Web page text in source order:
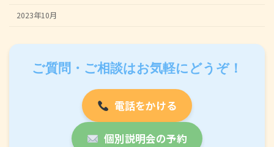
2023年10月
ご質問・ご相談はお気軽にどうぞ！
電話をかける
個別説明会の予約